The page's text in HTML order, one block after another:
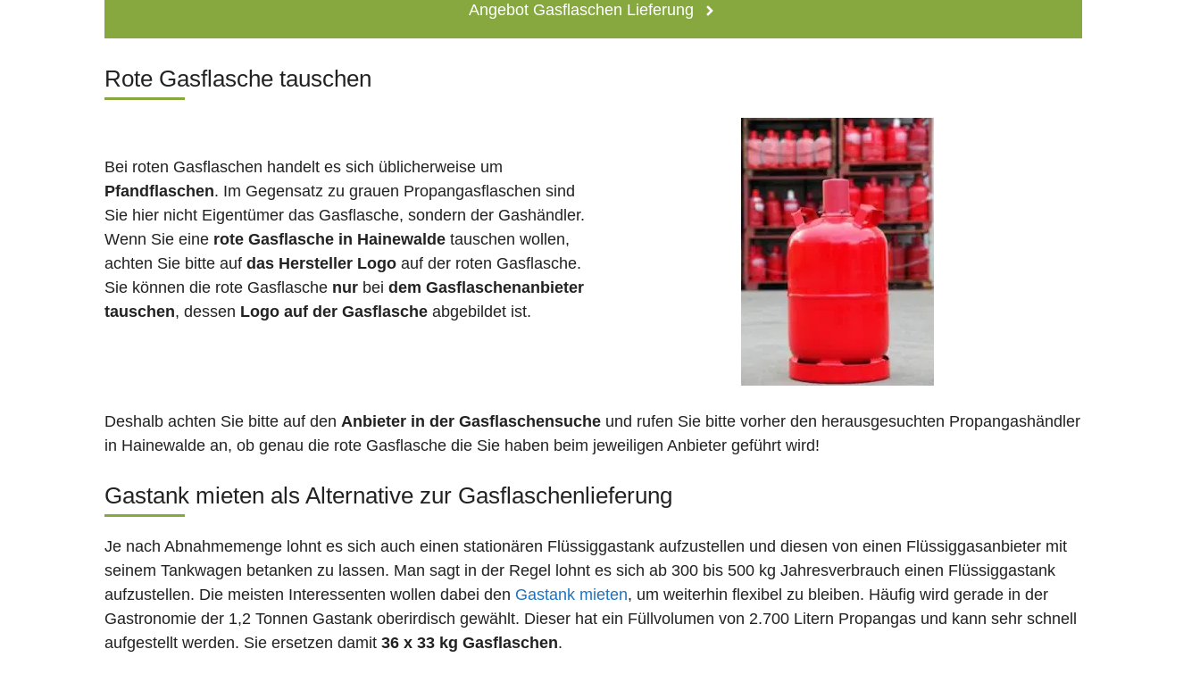
Angebot Gasflaschen Lieferung
Rote Gasflasche tauschen
Bei roten Gasflaschen handelt es sich üblicherweise um
Pfandflaschen. Im Gegensatz zu grauen Propangasflaschen sind
Sie hier nicht Eigentümer das Gasflasche, sondern der Gashändler.
Wenn Sie eine rote Gasflasche in Hainewalde tauschen wollen,
achten Sie bitte auf das Hersteller Logo auf der roten Gasflasche.
Sie können die rote Gasflasche nur bei dem Gasflaschenanbieter
tauschen, dessen Logo auf der Gasflasche abgebildet ist.
Deshalb achten Sie bitte auf den Anbieter in der Gasflaschensuche und rufen Sie bitte vorher den herausgesuchten Propangashändler
in Hainewalde an, ob genau die rote Gasflasche die Sie haben beim jeweiligen Anbieter geführt wird!
Gastank mieten als Alternative zur Gasflaschenlieferung
Je nach Abnahmemenge lohnt es sich auch einen stationären Flüssiggastank aufzustellen und diesen von einen Flüssiggasanbieter mit
seinem Tankwagen betanken zu lassen. Man sagt in der Regel lohnt es sich ab 300 bis 500 kg Jahresverbrauch einen Flüssiggastank
aufzustellen. Die meisten Interessenten wollen dabei den Gastank mieten, um weiterhin flexibel zu bleiben. Häufig wird gerade in der
Gastronomie der 1,2 Tonnen Gastank oberirdisch gewählt. Dieser hat ein Füllvolumen von 2.700 Litern Propangas und kann sehr schnell
aufgestellt werden. Sie ersetzen damit 36 x 33 kg Gasflaschen.